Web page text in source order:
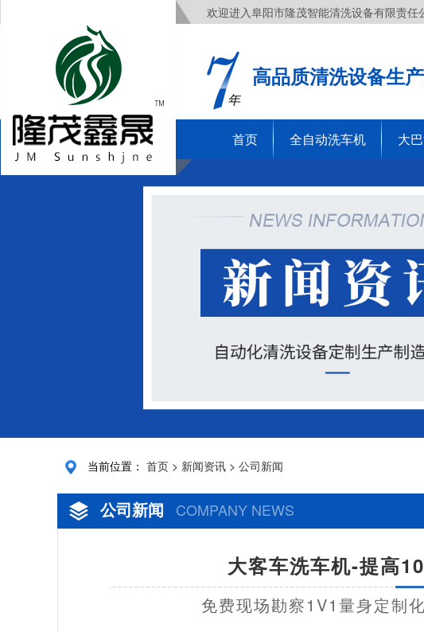
欢迎进入阜阳市隆茂智能清洗设备有限责任
年
高品质清洗设备生
首页 全自动洗车机 大
当前位置： 首页 > 新闻资讯 > 公司新闻
公司新闻 COMPANY NEWS
大客车洗车机-提高
免费现场勘察1V1量身定制